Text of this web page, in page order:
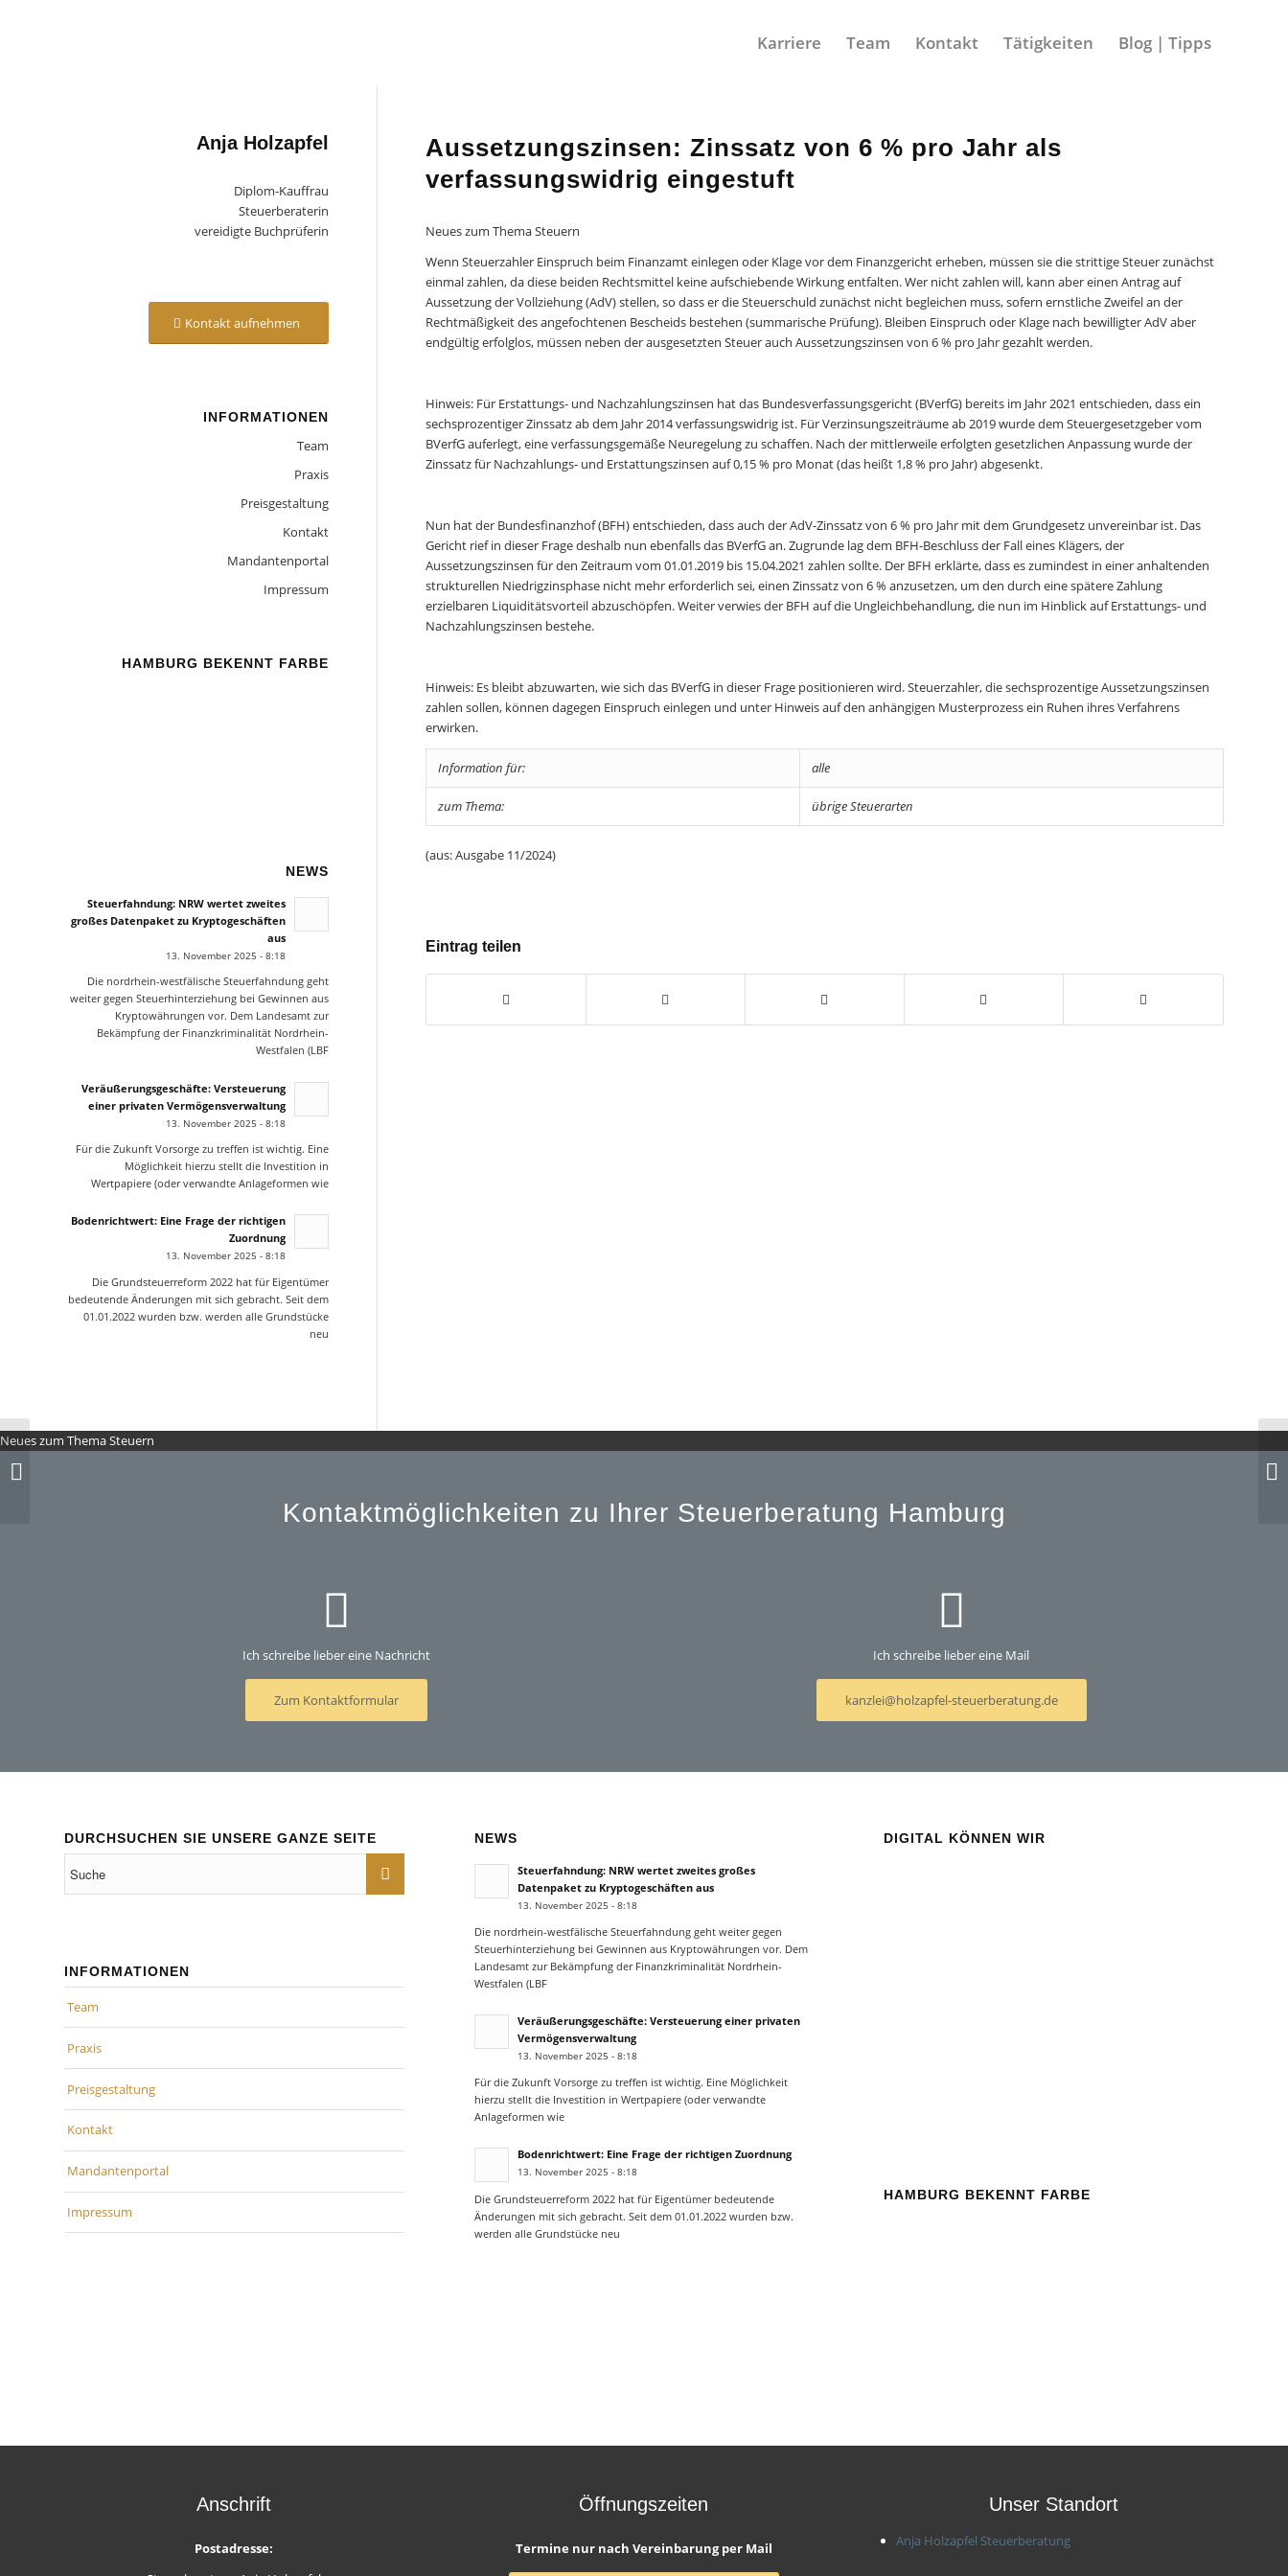
Karriere Team Kontakt Tätigkeiten Blog | Tipps
Aussetzungszinsen: Zinssatz von 6 % pro Jahr als
verfassungswidrig eingestuft
Neues zum Thema Steuern
Wenn Steuerzahler Einspruch beim Finanzamt einlegen oder Klage vor dem Finanzgericht erheben, müssen sie die strittige Steuer zunächst
einmal zahlen, da diese beiden Rechtsmittel keine aufschiebende Wirkung entfalten. Wer nicht zahlen will, kann aber einen Antrag auf
Aussetzung der Vollziehung (AdV) stellen, so dass er die Steuerschuld zunächst nicht begleichen muss, sofern ernstliche Zweifel an der
Rechtmäßigkeit des angefochtenen Bescheids bestehen (summarische Prüfung). Bleiben Einspruch oder Klage nach bewilligter AdV aber
endgültig erfolglos, müssen neben der ausgesetzten Steuer auch Aussetzungszinsen von 6 % pro Jahr gezahlt werden.
Hinweis: Für Erstattungs- und Nachzahlungszinsen hat das Bundesverfassungsgericht (BVerfG) bereits im Jahr 2021 entschieden, dass ein
sechsprozentiger Zinssatz ab dem Jahr 2014 verfassungswidrig ist. Für Verzinsungszeiträume ab 2019 wurde dem Steuergesetzgeber vom
BVerfG auferlegt, eine verfassungsgemäße Neuregelung zu schaffen. Nach der mittlerweile erfolgten gesetzlichen Anpassung wurde der
Zinssatz für Nachzahlungs- und Erstattungszinsen auf 0,15 % pro Monat (das heißt 1,8 % pro Jahr) abgesenkt.
Nun hat der Bundesfinanzhof (BFH) entschieden, dass auch der AdV-Zinssatz von 6 % pro Jahr mit dem Grundgesetz unvereinbar ist. Das
Gericht rief in dieser Frage deshalb nun ebenfalls das BVerfG an. Zugrunde lag dem BFH-Beschluss der Fall eines Klägers, der
Aussetzungszinsen für den Zeitraum vom 01.01.2019 bis 15.04.2021 zahlen sollte. Der BFH erklärte, dass es zumindest in einer anhaltenden
strukturellen Niedrigzinsphase nicht mehr erforderlich sei, einen Zinssatz von 6 % anzusetzen, um den durch eine spätere Zahlung
erzielbaren Liquiditätsvorteil abzuschöpfen. Weiter verwies der BFH auf die Ungleichbehandlung, die nun im Hinblick auf Erstattungs- und
Nachzahlungszinsen bestehe.
Hinweis: Es bleibt abzuwarten, wie sich das BVerfG in dieser Frage positionieren wird. Steuerzahler, die sechsprozentige Aussetzungszinsen
zahlen sollen, können dagegen Einspruch einlegen und unter Hinweis auf den anhängigen Musterprozess ein Ruhen ihres Verfahrens
erwirken.
Information für: alle
zum Thema: übrige Steuerarten
(aus: Ausgabe 11/2024)
Eintrag teilen
Anja Holzapfel
Diplom-Kauffrau
Steuerberaterin
vereidigte Buchprüferin
Kontakt aufnehmen
INFORMATIONEN
Team
Praxis
Preisgestaltung
Kontakt
Mandantenportal
Impressum
HAMBURG BEKENNT FARBE
NEWS
Steuerfahndung: NRW wertet zweites
großes Datenpaket zu Kryptogeschäften
aus
13. November 2025 - 8:18
Die nordrhein-westfälische Steuerfahndung geht
weiter gegen Steuerhinterziehung bei Gewinnen aus
Kryptowährungen vor. Dem Landesamt zur
Bekämpfung der Finanzkriminalität Nordrhein-
Westfalen (LBF
Veräußerungsgeschäfte: Versteuerung
einer privaten Vermögensverwaltung
13. November 2025 - 8:18
Für die Zukunft Vorsorge zu treffen ist wichtig. Eine
Möglichkeit hierzu stellt die Investition in
Wertpapiere (oder verwandte Anlageformen wie
Bodenrichtwert: Eine Frage der richtigen
Zuordnung
13. November 2025 - 8:18
Die Grundsteuerreform 2022 hat für Eigentümer
bedeutende Änderungen mit sich gebracht. Seit dem
01.01.2022 wurden bzw. werden alle Grundstücke
neu
Neues zum Thema Steuern
Kontaktmöglichkeiten zu Ihrer Steuerberatung Hamburg
Ich schreibe lieber eine Nachricht
Zum Kontaktformular
Ich schreibe lieber eine Mail
kanzlei@holzapfel-steuerberatung.de
DURCHSUCHEN SIE UNSERE GANZE SEITE
INFORMATIONEN
Team
Praxis
Preisgestaltung
Kontakt
Mandantenportal
Impressum
NEWS
Steuerfahndung: NRW wertet zweites großes
Datenpaket zu Kryptogeschäften aus
13. November 2025 - 8:18
Die nordrhein-westfälische Steuerfahndung geht weiter gegen
Steuerhinterziehung bei Gewinnen aus Kryptowährungen vor. Dem
Landesamt zur Bekämpfung der Finanzkriminalität Nordrhein-
Westfalen (LBF
Veräußerungsgeschäfte: Versteuerung einer privaten
Vermögensverwaltung
13. November 2025 - 8:18
Für die Zukunft Vorsorge zu treffen ist wichtig. Eine Möglichkeit
hierzu stellt die Investition in Wertpapiere (oder verwandte
Anlageformen wie
Bodenrichtwert: Eine Frage der richtigen Zuordnung
13. November 2025 - 8:18
Die Grundsteuerreform 2022 hat für Eigentümer bedeutende
Änderungen mit sich gebracht. Seit dem 01.01.2022 wurden bzw.
werden alle Grundstücke neu
DIGITAL KÖNNEN WIR
HAMBURG BEKENNT FARBE
Anschrift
Postadresse:
Öffnungszeiten
Termine nur nach Vereinbarung per Mail
Unser Standort
Anja Holzapfel Steuerberatung